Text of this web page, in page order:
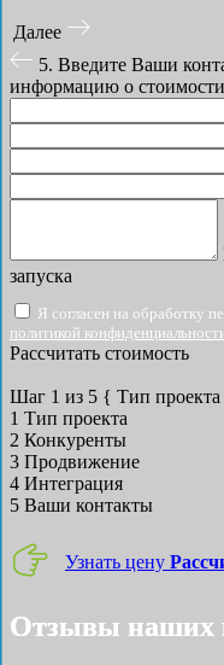
Далее
5. Введите Ваши
информацию о
запуска
Я согласен на обработку
политикой
Рассчитать стоимость
Шаг 1 из 5 { Тип
1 Тип проекта
2 Конкуренты
3 Продвижение
4 Интеграция
5 Ваши контакты
Узнать цену
Отзывы наших